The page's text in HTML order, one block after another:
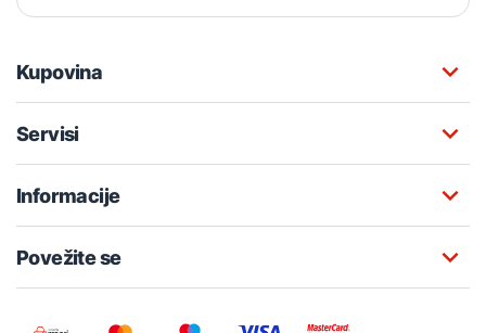
Kupovina
Servisi
Informacije
Povežite se